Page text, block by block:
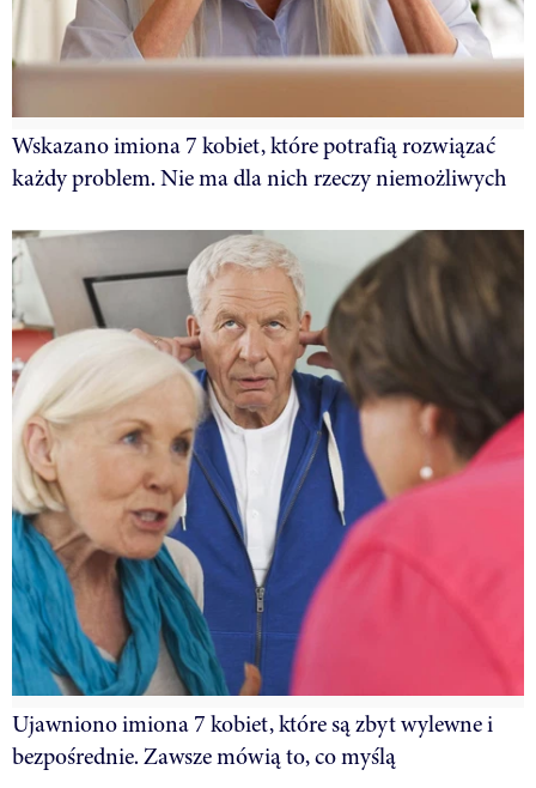
Wskazano imiona 7 kobiet, które potrafią rozwiązać
każdy problem. Nie ma dla nich rzeczy niemożliwych
Ujawniono imiona 7 kobiet, które są zbyt wylewne i
bezpośrednie. Zawsze mówią to, co myślą